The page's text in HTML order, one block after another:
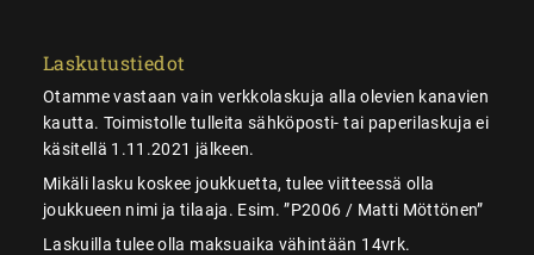
Laskutustiedot
Otamme vastaan vain verkkolaskuja alla olevien kanavien
kautta. Toimistolle tulleita sähköposti- tai paperilaskuja ei
käsitellä 1.11.2021 jälkeen.
Mikäli lasku koskee joukkuetta, tulee viitteessä olla
joukkueen nimi ja tilaaja. Esim. ”P2006 / Matti Möttönen”
Laskuilla tulee olla maksuaika vähintään 14vrk.